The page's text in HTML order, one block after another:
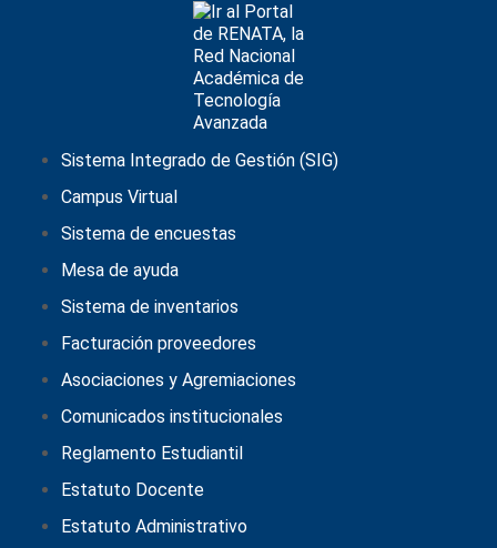
Sistema Integrado de Gestión (SIG)
Campus Virtual
Sistema de encuestas
Mesa de ayuda
Sistema de inventarios
Facturación proveedores
Asociaciones y Agremiaciones
Comunicados institucionales
Reglamento Estudiantil
Estatuto Docente
Estatuto Administrativo